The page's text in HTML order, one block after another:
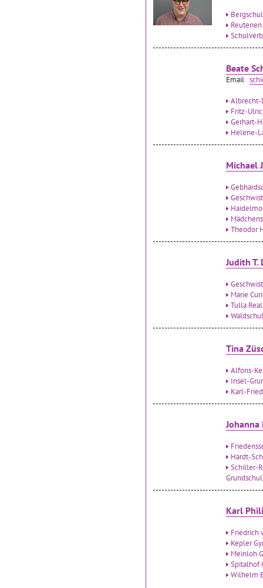
Beate
Email
Albrecht-
Fritz-
Gerhart-
Helene-
Michael
Theodor
Judith T.
Marie
Tulla
Tina
Alfons-
Insel-
Karl-
Hardt-
Schiller-
Karl
Friedrich
Kepler
Meinloh
Spitalhof
Wilhelm